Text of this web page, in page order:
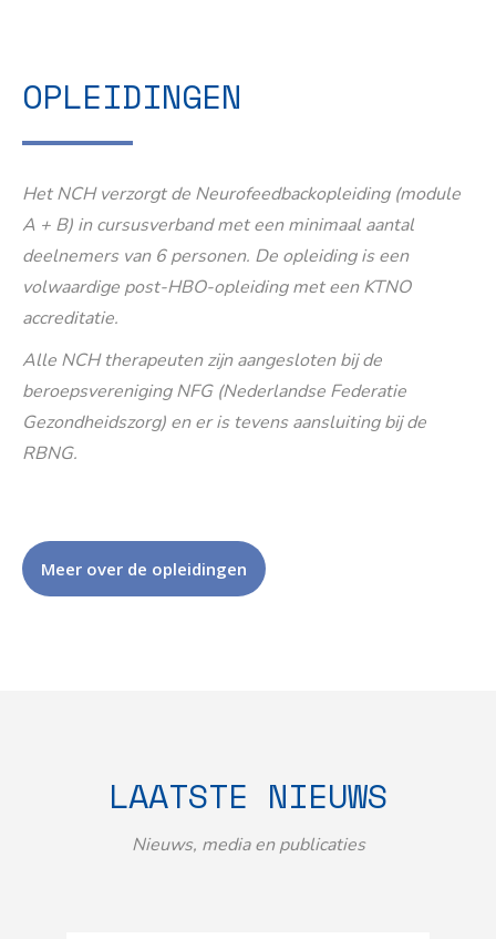
OPLEIDINGEN
Het NCH verzorgt de Neurofeedbackopleiding (module
A + B) in cursusverband met een minimaal aantal
deelnemers van 6 personen. De opleiding is een
volwaardige post-HBO-opleiding met een KTNO
accreditatie.
Alle NCH therapeuten zijn aangesloten bij de
beroepsvereniging NFG (Nederlandse Federatie
Gezondheidszorg) en er is tevens aansluiting bij de
RBNG.
Meer over de opleidingen
LAATSTE NIEUWS
Nieuws, media en publicaties